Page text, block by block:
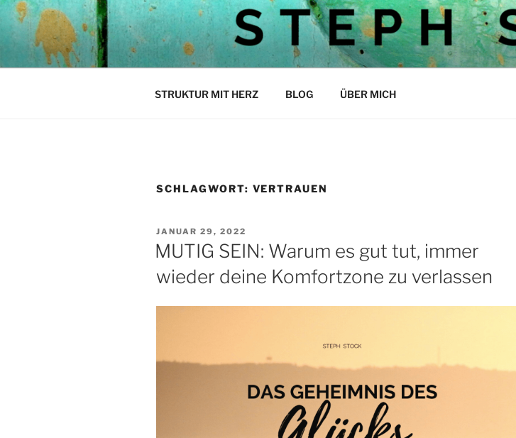
Zum
Inhalt
springen
STEPH STOCKS BLOG
Struktur mit Herz
STRUKTUR MIT HERZ BLOG ÜBER MICH
SCHLAGWORT: VERTRAUEN
VERÖFFENTLICHT
AM
JANUAR 29, 2022
MUTIG SEIN: Warum es gut tut, immer
wieder deine Komfortzone zu verlassen